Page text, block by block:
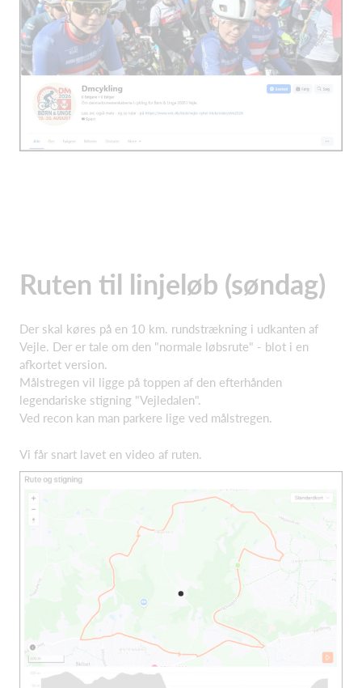
Ruten til linjeløb (søndag)
Der skal køres på en 10 km. rundstrækning i udkanten af
Vejle. Der er tale om den "normale løbsrute" - blot i en
afkortet version.
Målstregen vil ligge på toppen af den efterhånden
legendariske stigning "Vejledalen".
Ved recon kan man parkere lige ved målstregen.
Vi får snart lavet en video af ruten.